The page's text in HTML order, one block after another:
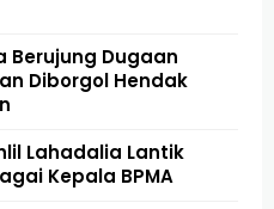
Berujung Dugaan
Diborgol Hendak
Lahadalia Lantik
Kepala BPMA